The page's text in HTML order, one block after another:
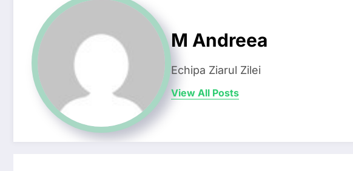
M Andreea
Echipa Ziarul Zilei
View All Posts